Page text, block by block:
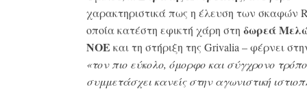
χαρακτηριστικά πως η έλευση των σκαφών
οποία κατέστη εφικτή χάρη στη δωρεά
ΝΟΕ και τη στήριξη της Grivalia– φέρνει
«τον πιο εύκολο, όμορφο και σύγχρονο
συμμετάσχει κανείς στην αγωνιστική